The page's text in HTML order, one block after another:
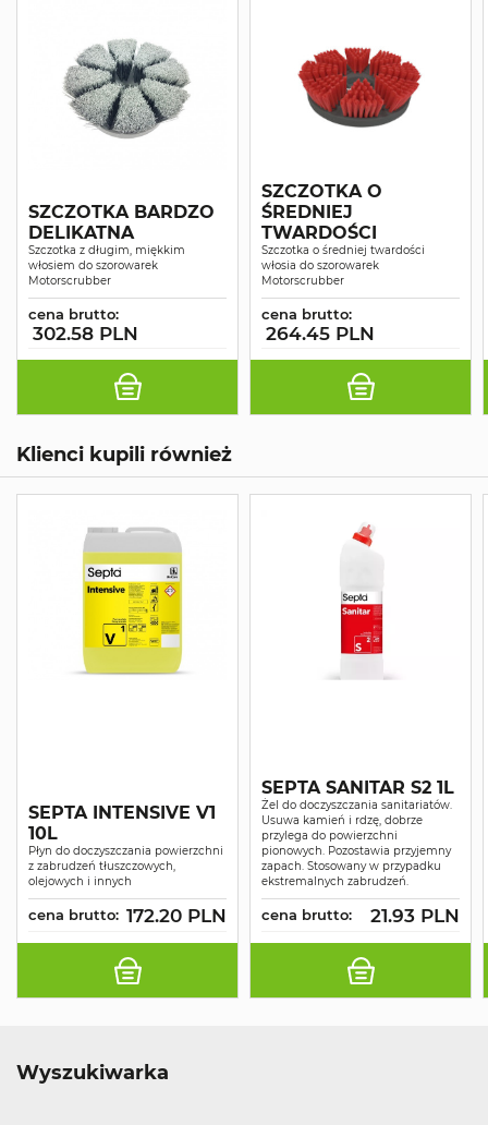
SZCZOTKA BARDZO
DELIKATNA
Szczotka z długim, miękkim
włosiem do szorowarek
Motorscrubber
cena brutto:
302.58 PLN
SZCZOTKA O
ŚREDNIEJ
TWARDOŚCI
Szczotka o średniej twardości
włosia do szorowarek
Motorscrubber
cena brutto:
264.45 PLN
Klienci kupili również
SEPTA INTENSIVE V1
10L
Płyn do doczyszczania powierzchni
z zabrudzeń tłuszczowych,
olejowych i innych
cena brutto: 172.20 PLN
SEPTA SANITAR S2 1L
Żel do doczyszczania sanitariatów.
Usuwa kamień i rdzę, dobrze
przylega do powierzchni
pionowych. Pozostawia przyjemny
zapach. Stosowany w przypadku
ekstremalnych zabrudzeń.
cena brutto: 21.93 PLN
Wyszukiwarka